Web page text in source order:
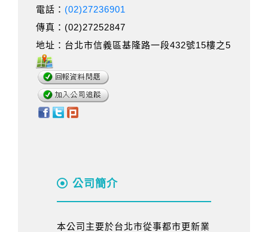
電話： (02)27236901
傳真：(02)27252847
地址：台北市信義區基隆路一段432號15樓之5
公司簡介
本公司主要於台北市從事都市更新業